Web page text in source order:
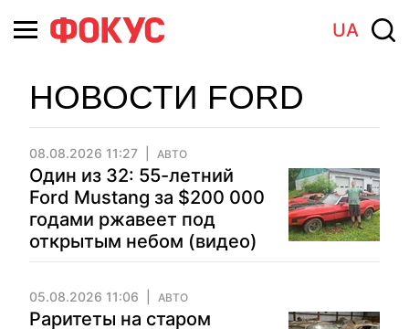
UA
НОВОСТИ FORD
08.08.2026 11:27 АВТО
Один из 32: 55-летний
Ford Mustang за $200 000
годами ржавеет под
открытым небом (видео)
05.08.2026 11:06 АВТО
Раритеты на старом